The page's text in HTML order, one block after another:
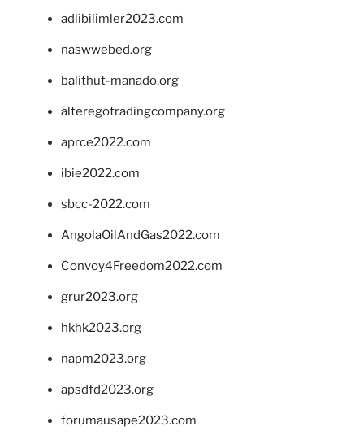
adlibilimler2023.com
naswwebed.org
balithut-manado.org
alteregotradingcompany.org
aprce2022.com
ibie2022.com
sbcc-2022.com
AngolaOilAndGas2022.com
Convoy4Freedom2022.com
grur2023.org
hkhk2023.org
napm2023.org
apsdfd2023.org
forumausape2023.com